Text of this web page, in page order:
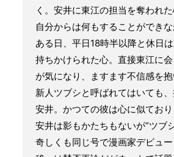
く。安井に東江の担当を奪われ
自分からは何もすることができな
ある日、平日18時半以降と休日
持ちかけられた心。直接東江に
が気になり、ますます不信感を抱
新人ツブシと呼ばれてはいても
安井。かつての彼は心に似てお
安井は影もかたちもないが“ツ
奇しくも同じ号で漫画家デビュ